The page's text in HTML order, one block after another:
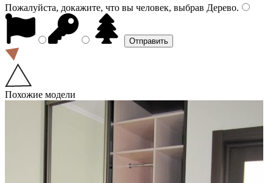
Пожалуйста, докажите, что вы человек, выбрав Дерево.
Похожие модели